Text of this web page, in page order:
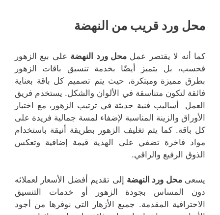
محل ورد قريب من النهضة
كما أنه لا يقتصر عمل محل ورد النهضة على بيع الزهور
فحسب، بل يتميز أيضًا بخدمة تنسيق باقات الزهور
بطرق مميزة ومبتكرة، حيث يتم تصميم كل باقة بعناية
فائقة لتكون متناسقة في الألوان والشكل. يستخدم فريق
العمل أساليب فنية حديثة في ترتيب الزهور، مع اختيار
الأوراق والزينة المناسبة لإضفاء لمسة جمالية فريدة على
كل باقة. كما يتم تغليف الزهور بطريقة أنيقة باستخدام
مواد فاخرة تضفي على الهدية قيمة إضافية وتعكس
الذوق الرفيع والراقي.
يسعىمحل ورد النهضة إلى تقديم أفضل الأسعار لعملائه
دون المساس بجودة الزهور أو خدمات التنسيق
الاحترافية المقدمة. جميع الأزهار التي نوفرها من أجود